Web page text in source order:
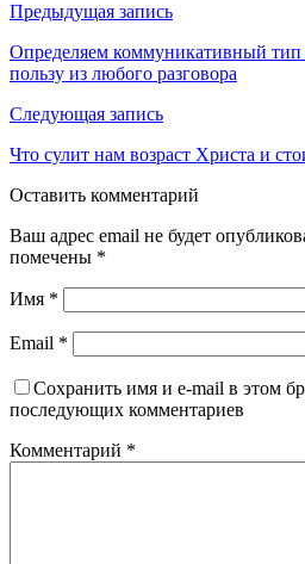
Предыдущая запись
Определяем коммуникативный тип
пользу из любого разговора
Следующая запись
Что сулит нам возраст Христа и
Оставить комментарий
Ваш адрес email не будет
помечены *
Имя *
Email *
Сохранить имя и e-mail в этом
последующих комментариев
Комментарий *